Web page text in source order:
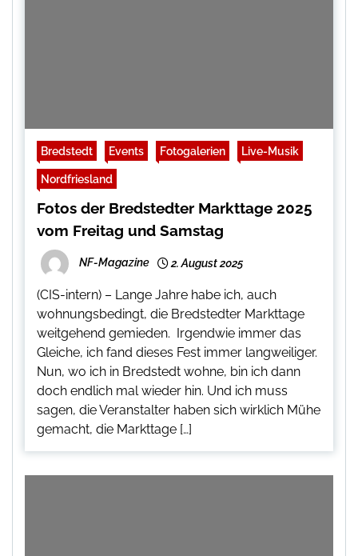
Bredstedt Events Fotogalerien Live-Musik
Nordfriesland
Fotos der Bredstedter Markttage 2025
vom Freitag und Samstag
NF-Magazine 2. August 2025
(CIS-intern) – Lange Jahre habe ich, auch
wohnungsbedingt, die Bredstedter Markttage
weitgehend gemieden. Irgendwie immer das
Gleiche, ich fand dieses Fest immer langweiliger.
Nun, wo ich in Bredstedt wohne, bin ich dann
doch endlich mal wieder hin. Und ich muss
sagen, die Veranstalter haben sich wirklich Mühe
gemacht, die Markttage […]